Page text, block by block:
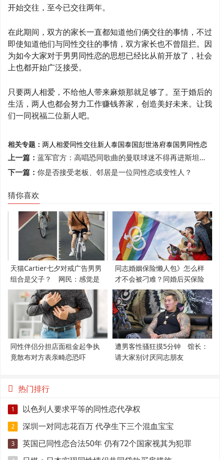
开始交往，至今已交往两年。
在此期间，双方的家长一直都知道他们俩交往的事情，不过
即使知道他们与同性交往的事情，双方家长也不曾阻拦。因
为如今大家对于男男同性恋的思想已经比从前开放了，社会
上也都开始广泛接受。
只要两人相爱，不给他人带来麻烦那就足够了。至于婚后的
生活，两人也都会努力工作赚钱养家，创造美好未来。让我
们一同祝福二位新人吧。
相关专题： 两人相爱同性交往新人泰国泰国彭世洛府泰国男同性恋
上一篇： 蓝军官方：高唱恐同歌曲的曼联球迷不得再进斯坦福桥观赛
下一篇： 你是否接受老板、邻居是一位同性恋或变性人？
猜你喜欢
天猫Cartier七夕对戒广告男男
组合是父子？ 网民：感觉是
支持LGBT
同志婚姻保险懒人包》怎么样
才不会被刁难？同婚后买保险
必知5件事
同性伴侣分担店面租金起争执
竟散布对方表亲畸恋恐吓
遭男客性骚狂摸5分钟 馆长：
请大家别讨厌同志朋友
热门排行
1 以色列人要求平等的同性恋代孕权
2 深圳一对同志花百万 代孕生下三个混血宝宝
3 英国已同性恋合法50年 仍有72个国家视其为犯罪